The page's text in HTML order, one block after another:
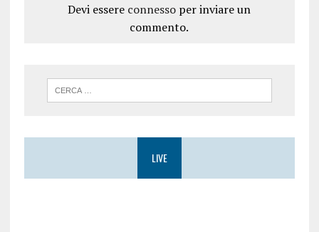
Devi essere connesso per inviare un
commento.
LIVE